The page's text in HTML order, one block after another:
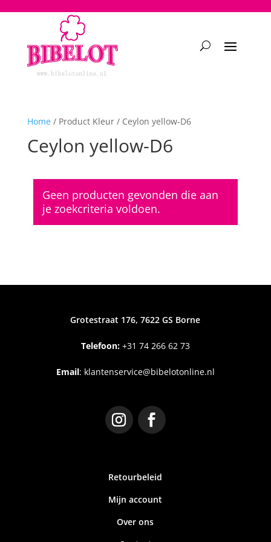
Home/ Product Kleur / Ceylon yellow-D6
Ceylon yellow-D6
Geen producten gevonden die aan
je zoekcriteria voldoen.
Grotestraat 176, 7622 GS Borne
Telefoon:+31 74 266 62 73
Email: klantenservice@bibelotonline.nl
Retourbeleid
Mijn account
Over ons